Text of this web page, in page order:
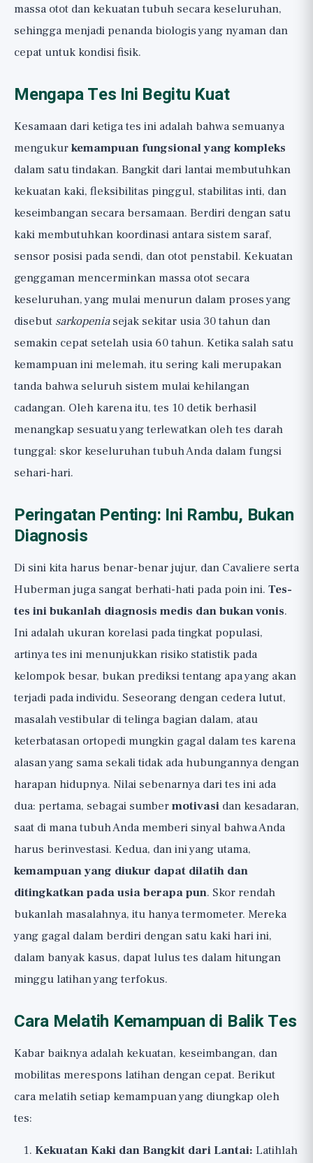
massa otot dan kekuatan tubuh secara keseluruhan,
sehingga menjadi penanda biologis yang nyaman dan
cepat untuk kondisi fisik.
Mengapa Tes Ini Begitu Kuat
Kesamaan dari ketiga tes ini adalah bahwa semuanya
mengukurkemampuan fungsional yang kompleks
dalam satu tindakan. Bangkit dari lantai membutuhkan
kekuatan kaki, fleksibilitas pinggul, stabilitas inti, dan
keseimbangan secara bersamaan. Berdiri dengan satu
kaki membutuhkan koordinasi antara sistem saraf,
sensor posisi pada sendi, dan otot penstabil. Kekuatan
genggaman mencerminkan massa otot secara
keseluruhan, yang mulai menurun dalam proses yang
disebut sarkopeniasejak sekitar usia 30 tahun dan
semakin cepat setelah usia 60 tahun. Ketika salah satu
kemampuan ini melemah, itu sering kali merupakan
tanda bahwa seluruh sistem mulai kehilangan
cadangan. Oleh karena itu, tes 10 detik berhasil
menangkap sesuatu yang terlewatkan oleh tes darah
tunggal: skor keseluruhan tubuh Anda dalam fungsi
sehari-hari.
Peringatan Penting: Ini Rambu, Bukan
Diagnosis
Di sini kita harus benar-benar jujur, dan Cavaliere serta
Huberman juga sangat berhati-hati pada poin ini. Tes-
tes ini bukanlah diagnosis medis dan bukan vonis.
Ini adalah ukuran korelasi pada tingkat populasi,
artinya tes ini menunjukkan risiko statistik pada
kelompok besar, bukan prediksi tentang apa yang akan
terjadi pada individu. Seseorang dengan cedera lutut,
masalah vestibular di telinga bagian dalam, atau
keterbatasan ortopedi mungkin gagal dalam tes karena
alasan yang sama sekali tidak ada hubungannya dengan
harapan hidupnya. Nilai sebenarnya dari tes ini ada
dua: pertama, sebagai sumbermotivasi dan kesadaran,
saat di mana tubuh Anda memberi sinyal bahwa Anda
harus berinvestasi. Kedua, dan ini yang utama,
kemampuan yang diukur dapat dilatih dan
ditingkatkan pada usia berapa pun. Skor rendah
bukanlah masalahnya, itu hanya termometer. Mereka
yang gagal dalam berdiri dengan satu kaki hari ini,
dalam banyak kasus, dapat lulus tes dalam hitungan
minggu latihan yang terfokus.
Cara Melatih Kemampuan di Balik Tes
Kabar baiknya adalah kekuatan, keseimbangan, dan
mobilitas merespons latihan dengan cepat. Berikut
cara melatih setiap kemampuan yang diungkap oleh
tes:
Kekuatan Kaki dan Bangkit dari Lantai: Latihlah